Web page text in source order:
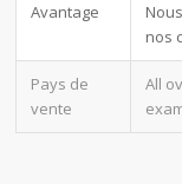
Avantage
nos
Pays de
vente
All